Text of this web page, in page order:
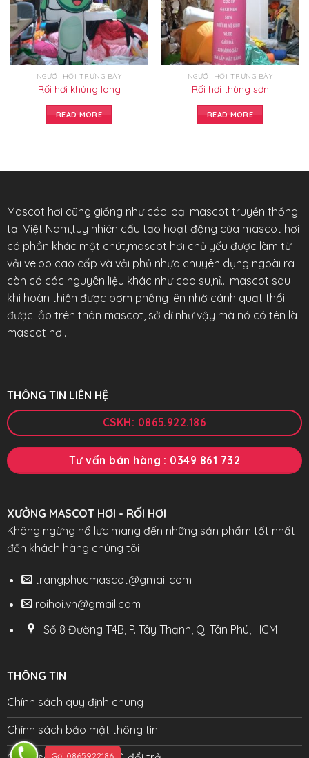
NGƯỜI HƠI TRƯNG BÀY
Rối hơi khủng long
READ MORE
NGƯỜI HƠI TRƯNG BÀY
Rối hơi thùng sơn
READ MORE
Mascot hơi cũng giống như các loại mascot truyền thống
tại Việt Nam,tuy nhiên cấu tạo hoạt động của mascot hơi
có phần khác một chút,mascot hơi chủ yếu được làm từ
vải velbo cao cấp và vải phủ nhựa chuyên dụng ngoài ra
còn có các nguyên liệu khác như cao su,nỉ… mascot sau
khi hoàn thiện được bơm phồng lên nhờ cánh quạt thổi
được lắp trên thân mascot, sở dĩ như vậy mà nó có tên là
mascot hơi.
THÔNG TIN LIÊN HỆ
CSKH: 0865.922.186
Tư vấn bán hàng : 0349 861 732
XƯỞNG MASCOT HƠI - RỐI HƠI
Không ngừng nổ lực mang đến những sản phẩm tốt nhất
đến khách hàng chúng tôi
trangphucmascot@gmail.com
roihoi.vn@gmail.com
Số 8 Đường T4B, P. Tây Thạnh, Q. Tân Phú, HCM
THÔNG TIN
Chính sách quy định chung
Chính sách bảo mật thông tin
Gọi 0865922186